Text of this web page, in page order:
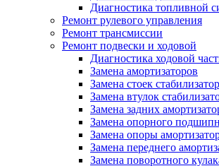
Диагностика топливной
Ремонт рулевого управления
Ремонт трансмиссии
Ремонт подвески и ходовой
Диагностика ходовой
Замена амортизаторов
Замена стоек
Замена втулок
Замена задних
Замена опорного
Замена опоры
Замена переднего
Замена поворотного